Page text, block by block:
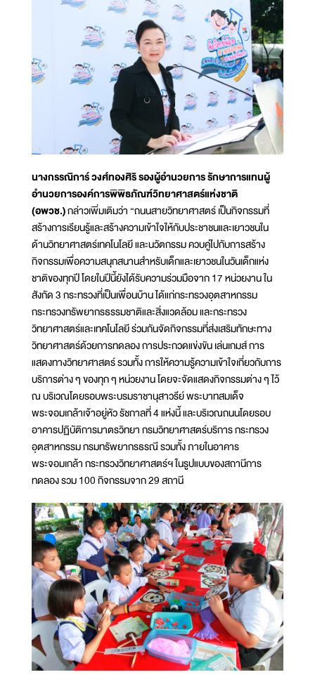
นางกรรณิการ์ วงศ์ทองศิริ รองผู้อำนวยการ รักษาการแทนผู้
อำนวยการองค์การพิพิธภัณฑ์วิทยาศาสตร์แห่งชาติ
(อพวช.)กล่าวเพิ่มเติมว่า “ถนนสายวิทยาศาสตร์ เป็นกิจกรรมที่
สร้างการเรียนรู้และสร้างความเข้าใจให้กับประชาชนและเยาวชนใน
ด้านวิทยาศาสตร์เทคโนโลยี และนวัตกรรม ควบคู่ไปกับการสร้าง
กิจกรรมเพื่อความสนุกสนานสำหรับเด็กและเยาวชนในวันเด็กแห่ง
ชาติของทุกปี โดยในปีนี้ยังได้รับความร่วมมือจาก 17 หน่วยงาน ใน
สังกัด 3 กระทรวงที่เป็นเพื่อนบ้าน ได้แก่กระทรวงอุตสาหกรรม
กระทรวงทรัพยากรธรรมชาติและสิ่งแวดล้อม และกระทรวง
วิทยาศาสตร์และเทคโนโลยี ร่วมกันจัดกิจกรรมที่ส่งเสริมทักษะทาง
วิทยาศาสตร์ด้วยการทดลอง การประกวดแข่งขัน เล่นเกมส์ การ
แสดงทางวิทยาศาสตร์ รวมทั้ง การให้ความรู้ความเข้าใจเกี่ยวกับการ
บริการต่าง ๆ ของทุก ๆ หน่วยงาน โดยจะจัดแสดงกิจกรรมต่าง ๆ ไว้
ณ บริเวณโดยรอบพระบรมราชานุสาวรีย์ พระบาทสมเด็จ
พระจอมเกล้าเจ้าอยู่หัว รัชกาลที่ 4 แห่งนี้ และบริเวณถนนโดยรอบ
อาคารปฏิบัติการมาตรวิทยา กรมวิทยาศาสตร์บริการ กระทรวง
อุตสาหกรรม กรมทรัพยากรธรณี รวมทั้ง ภายในอาคาร
พระจอมเกล้า กระทรวงวิทยาศาสตร์ฯ ในรูปแบบของสถานีการ
ทดลอง รวม 100 กิจกรรมจาก 29 สถานี